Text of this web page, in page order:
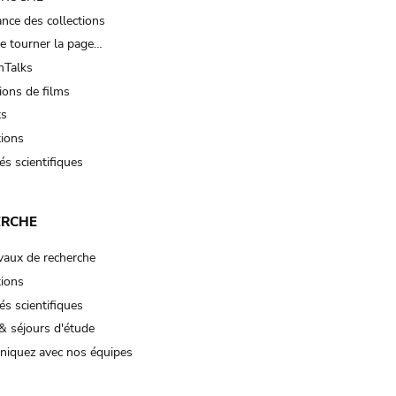
des collections
tourner la page…
de films
scientifiques
de recherche
scientifiques
séjours d'étude
avec nos équipes